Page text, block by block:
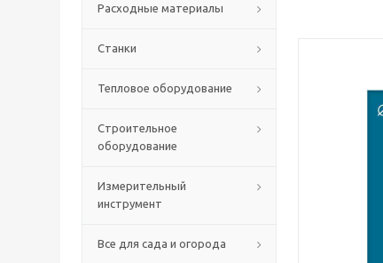
Расходные материалы
Станки
Тепловое оборудование
Строительное
оборудование
Измерительный
инструмент
Все для сада и огорода